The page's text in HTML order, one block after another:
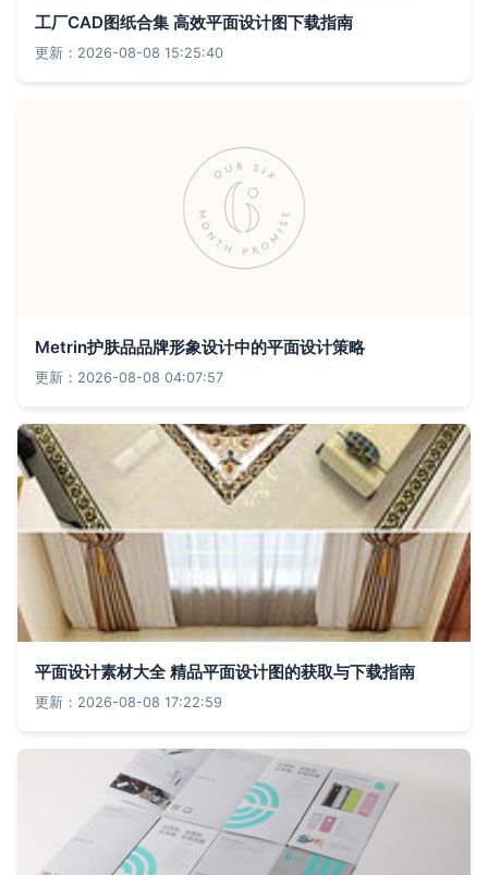
工厂CAD图纸合集 高效平面设计图下载指南
更新：2026-08-08 15:25:40
Metrin护肤品品牌形象设计中的平面设计策略
更新：2026-08-08 04:07:57
平面设计素材大全 精品平面设计图的获取与下载指南
更新：2026-08-08 17:22:59